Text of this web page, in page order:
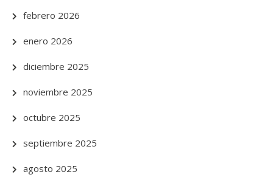
febrero 2026
enero 2026
diciembre 2025
noviembre 2025
octubre 2025
septiembre 2025
agosto 2025